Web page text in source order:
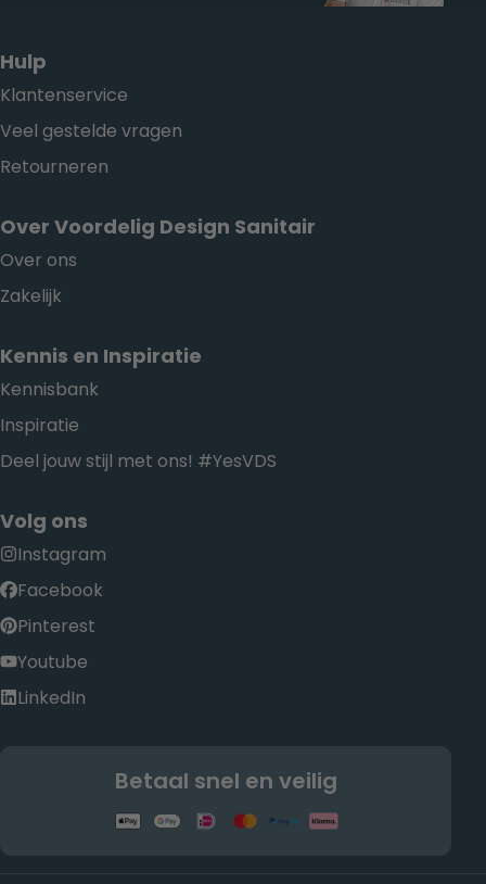
Hulp
Klantenservice
Veel gestelde vragen
Retourneren
Over Voordelig Design Sanitair
Over ons
Zakelijk
Kennis en Inspiratie
Kennisbank
Inspiratie
Deel jouw stijl met ons! #YesVDS
Volg ons
Instagram
Facebook
Pinterest
Youtube
LinkedIn
Betaal snel en veilig